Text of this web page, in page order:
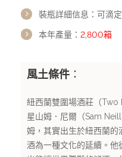
裝瓶詳細信息：可滴
本年產量： 2,800箱
風土條件 ：
紐西蘭雙圍場酒莊（
星山姆．尼爾（Sam
姆，其實出生於紐西蘭
酒為一種文化的延續。